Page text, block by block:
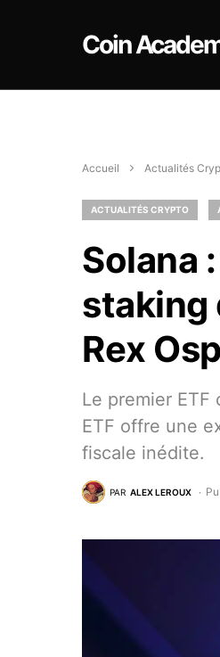
Coin
Accueil Actualités
ACTUALITÉS CRYPTO
Solana
staking
Rex
Le premier
ETF offre une
fiscale inédite.
PAR ALEX LEROUX